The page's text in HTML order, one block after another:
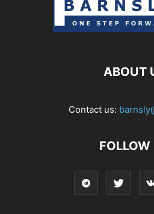
ABOUT
Contact us:
FOLLOW